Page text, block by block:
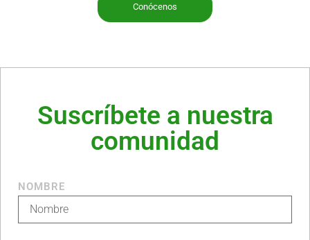
Conócenos
Suscríbete a nuestra
comunidad
NOMBRE